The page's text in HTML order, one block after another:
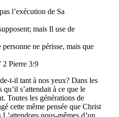
l’exécution de Sa
mais Il use de
ne périsse, mais que
2 Pierre 3:9
t-il tant à nos yeux? Dans les
s’attendait à ce que le
Toutes les générations de
cette même pensée que Christ